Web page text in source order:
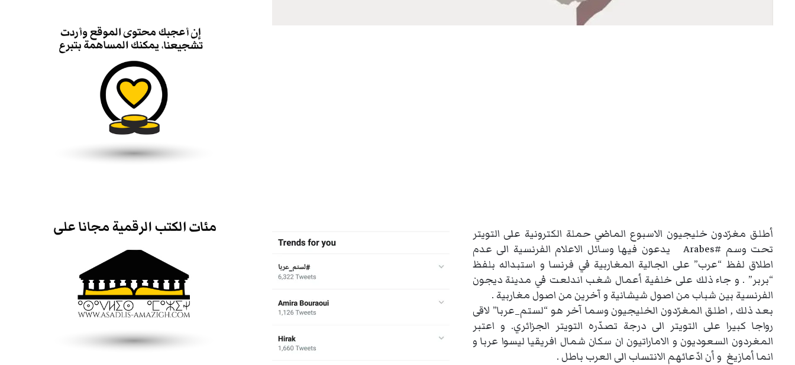
أطلق مغرّدون خليجيون الاسبوع الماضي حملة الكترونية على التويتر
تحت وسم #Arabes يدعون فيها وسائل الاعلام الفرنسية الى عدم
اطلاق لفظ “عرب” على الجالية المغاربية في فرنسا و استبداله بلفظ
“بربر” . و جاء ذلك على خلفية أعمال شغب اندلعت في مدينة ديجون
الفرنسية بين شباب من اصول شيشانية و آخرين من اصول مغاربية .
بعد ذلك , اطلق المغرّدون الخليجيون وسما آخر هو “لستم_عربا” لاقى
رواجا كبيرا على التويتر الى درجة تصدّره التويتر الجزائري. و اعتبر
المغردون السعوديون و الاماراتيون ان سكان شمال افريقيا ليسوا عربا و
انما أمازيغ و أن ادّعائهم الانتساب الى العرب باطل .